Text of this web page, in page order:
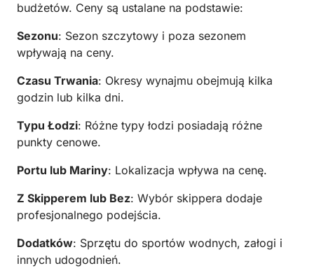
budżetów. Ceny są ustalane na podstawie:
Sezonu: Sezon szczytowy i poza sezonem
wpływają na ceny.
Czasu Trwania: Okresy wynajmu obejmują kilka
godzin lub kilka dni.
Typu Łodzi: Różne typy łodzi posiadają różne
punkty cenowe.
Portu lub Mariny: Lokalizacja wpływa na cenę.
Z Skipperem lub Bez: Wybór skippera dodaje
profesjonalnego podejścia.
Dodatków: Sprzętu do sportów wodnych, załogi i
innych udogodnień.